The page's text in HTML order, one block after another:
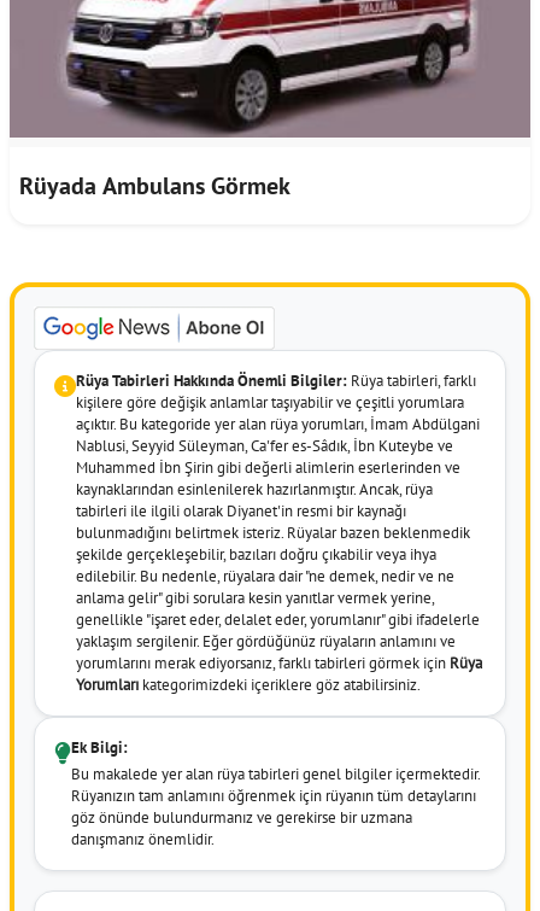
Rüyada Ambulans Görmek
Rüya Tabirleri Hakkında Önemli Bilgiler: Rüya tabirleri, farklı
kişilere göre değişik anlamlar taşıyabilir ve çeşitli yorumlara
açıktır. Bu kategoride yer alan rüya yorumları, İmam Abdülgani
Nablusi, Seyyid Süleyman, Ca'fer es-Sâdık, İbn Kuteybe ve
Muhammed İbn Şirin gibi değerli alimlerin eserlerinden ve
kaynaklarından esinlenilerek hazırlanmıştır. Ancak, rüya
tabirleri ile ilgili olarak Diyanet'in resmi bir kaynağı
bulunmadığını belirtmek isteriz. Rüyalar bazen beklenmedik
şekilde gerçekleşebilir, bazıları doğru çıkabilir veya ihya
edilebilir. Bu nedenle, rüyalara dair "ne demek, nedir ve ne
anlama gelir" gibi sorulara kesin yanıtlar vermek yerine,
genellikle "işaret eder, delalet eder, yorumlanır" gibi ifadelerle
yaklaşım sergilenir. Eğer gördüğünüz rüyaların anlamını ve
yorumlarını merak ediyorsanız, farklı tabirleri görmek için Rüya
Yorumları kategorimizdeki içeriklere göz atabilirsiniz.
Ek Bilgi:
Bu makalede yer alan rüya tabirleri genel bilgiler içermektedir.
Rüyanızın tam anlamını öğrenmek için rüyanın tüm detaylarını
göz önünde bulundurmanız ve gerekirse bir uzmana
danışmanız önemlidir.